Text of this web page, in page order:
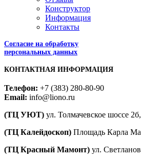
Конструктор
Информация
Контакты
Согласие на обработку
персональных данных
КОНТАКТНАЯ ИНФОРМАЦИЯ
Телефон: +7 (383) 280-80-90
Email: info@liono.ru
(ТЦ УЮТ) ул. Толмачевское шоссе
​(​ТЦ Калейдоскоп) Площадь Карла
(ТЦ Красный Мамонт) ул.